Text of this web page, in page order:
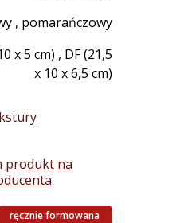
, pomarańczowy
x 5 cm) , DF (21,5
x 10 x 6,5 cm)
produkt na
ręcznie formowana